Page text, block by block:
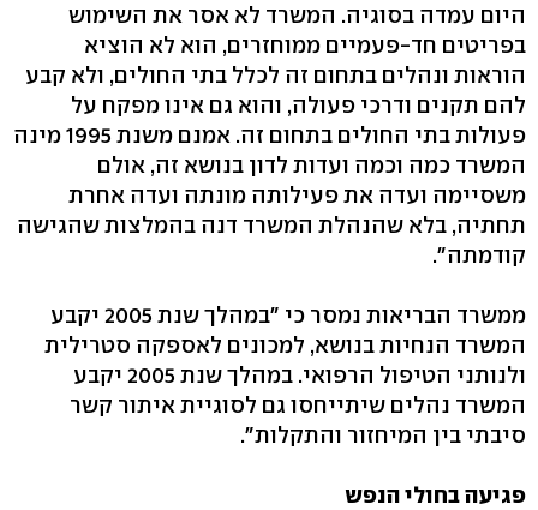
היום עמדה בסוגיה. המשרד לא אסר את השימוש
בפריטים חד-פעמיים ממוחזרים, הוא לא הוציא
הוראות ונהלים בתחום זה לכלל בתי החולים, ולא קבע
להם תקנים ודרכי פעולה, והוא גם אינו מפקח על
פעולות בתי החולים בתחום זה. אמנם משנת 1995 מינה
המשרד כמה וכמה ועדות לדון בנושא זה, אולם
משסיימה ועדה את פעילותה מונתה ועדה אחרת
תחתיה, בלא שהנהלת המשרד דנה בהמלצות שהגישה
קודמתה".
ממשרד הבריאות נמסר כי "במהלך שנת 2005 יקבע
המשרד הנחיות בנושא, למכונים לאספקה סטרילית
ולנותני הטיפול הרפואי. במהלך שנת 2005 יקבע
המשרד נהלים שיתייחסו גם לסוגיית איתור קשר
סיבתי בין המיחזור והתקלות".
פגיעה בחולי הנפש